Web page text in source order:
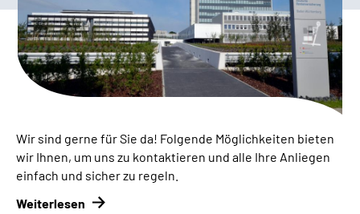
Inhalte in Gebärdensprache (DGS)
Leichte Sprache
Mein Kundenportal
Wir sind gerne für Sie da! Folgende Möglichkeiten bieten
wir Ihnen, um uns zu kontaktieren und alle Ihre Anliegen
einfach und sicher zu regeln.
Weiterlesen